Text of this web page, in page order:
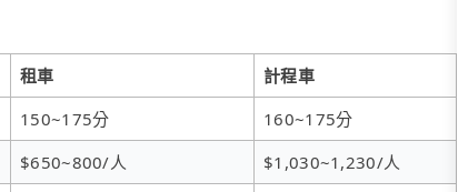
租車
計程車
150~175分
160~175分
$650~800/人
$1,030~1,230/人